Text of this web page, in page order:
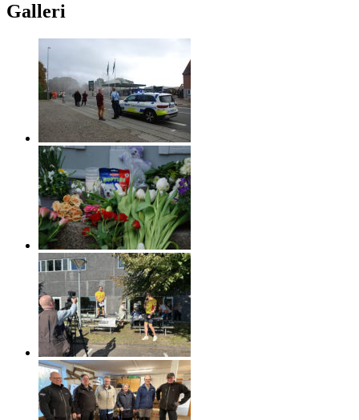
Galleri